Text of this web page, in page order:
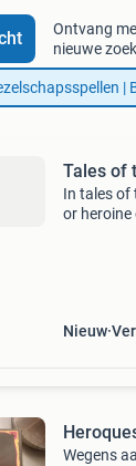
Ontvang
nieuwe
|
Tales of
In tales of
or heroine
Nieuw
Wegens